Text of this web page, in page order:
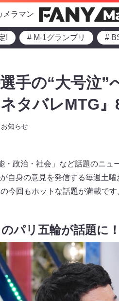
メラマン
! # M-1グランプリ #
手の“大号泣”
タバレMTG』
お知らせ
・政治・社会」など話題のニ
自身の意見を発信する毎週土
今回もホットな話題が満載です
パリ五輪が話題に！